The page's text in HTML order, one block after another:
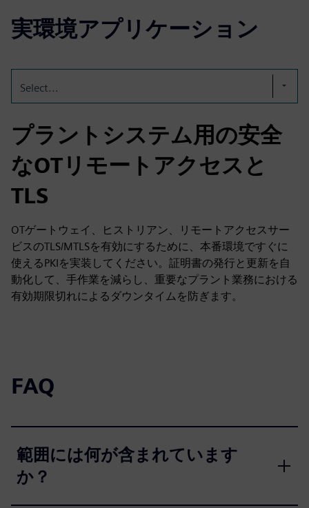
実環境アプリケーション
Select...
プラントシステム用の安全
なOTリモートアクセスと
TLS
OTゲートウェイ、ヒストリアン、リモートアクセスサー
ビスのTLS/MTLSを有効にするために、本番環境ですぐに
使えるPKIを実装してください。証明書の発行と更新を自
動化して、手作業を減らし、重要なプラント業務における
有効期限切れによるダウンタイムを防ぎます。
FAQ
範囲には何が含まれています
か？